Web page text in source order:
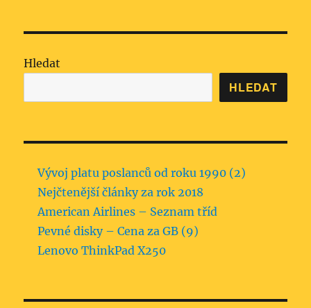
NKA
Hledat
HLEDAT
Vývoj platu poslanců od roku 1990 (2)
Nejčtenější články za rok 2018
American Airlines – Seznam tříd
Pevné disky – Cena za GB (9)
Lenovo ThinkPad X250